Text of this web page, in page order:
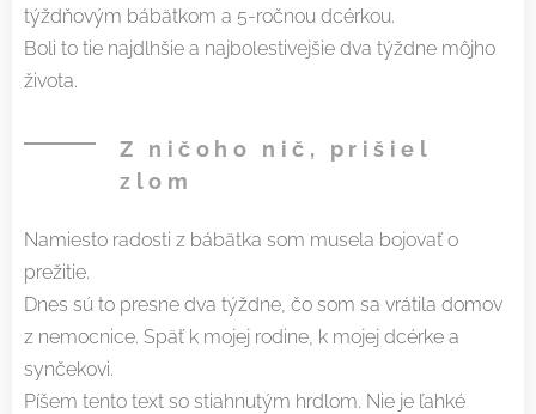
týždňovým bábätkom a 5-ročnou dcérkou.
Boli to tie najdlhšie a najbolestivejšie dva týždne môjho
života.
Z ničoho nič, prišiel
zlom
Namiesto radosti z bábätka som musela bojovať o
prežitie.
Dnes sú to presne dva týždne, čo som sa vrátila domov
z nemocnice. Späť k mojej rodine, k mojej dcérke a
synčekovi.
Píšem tento text so stiahnutým hrdlom. Nie je ľahké